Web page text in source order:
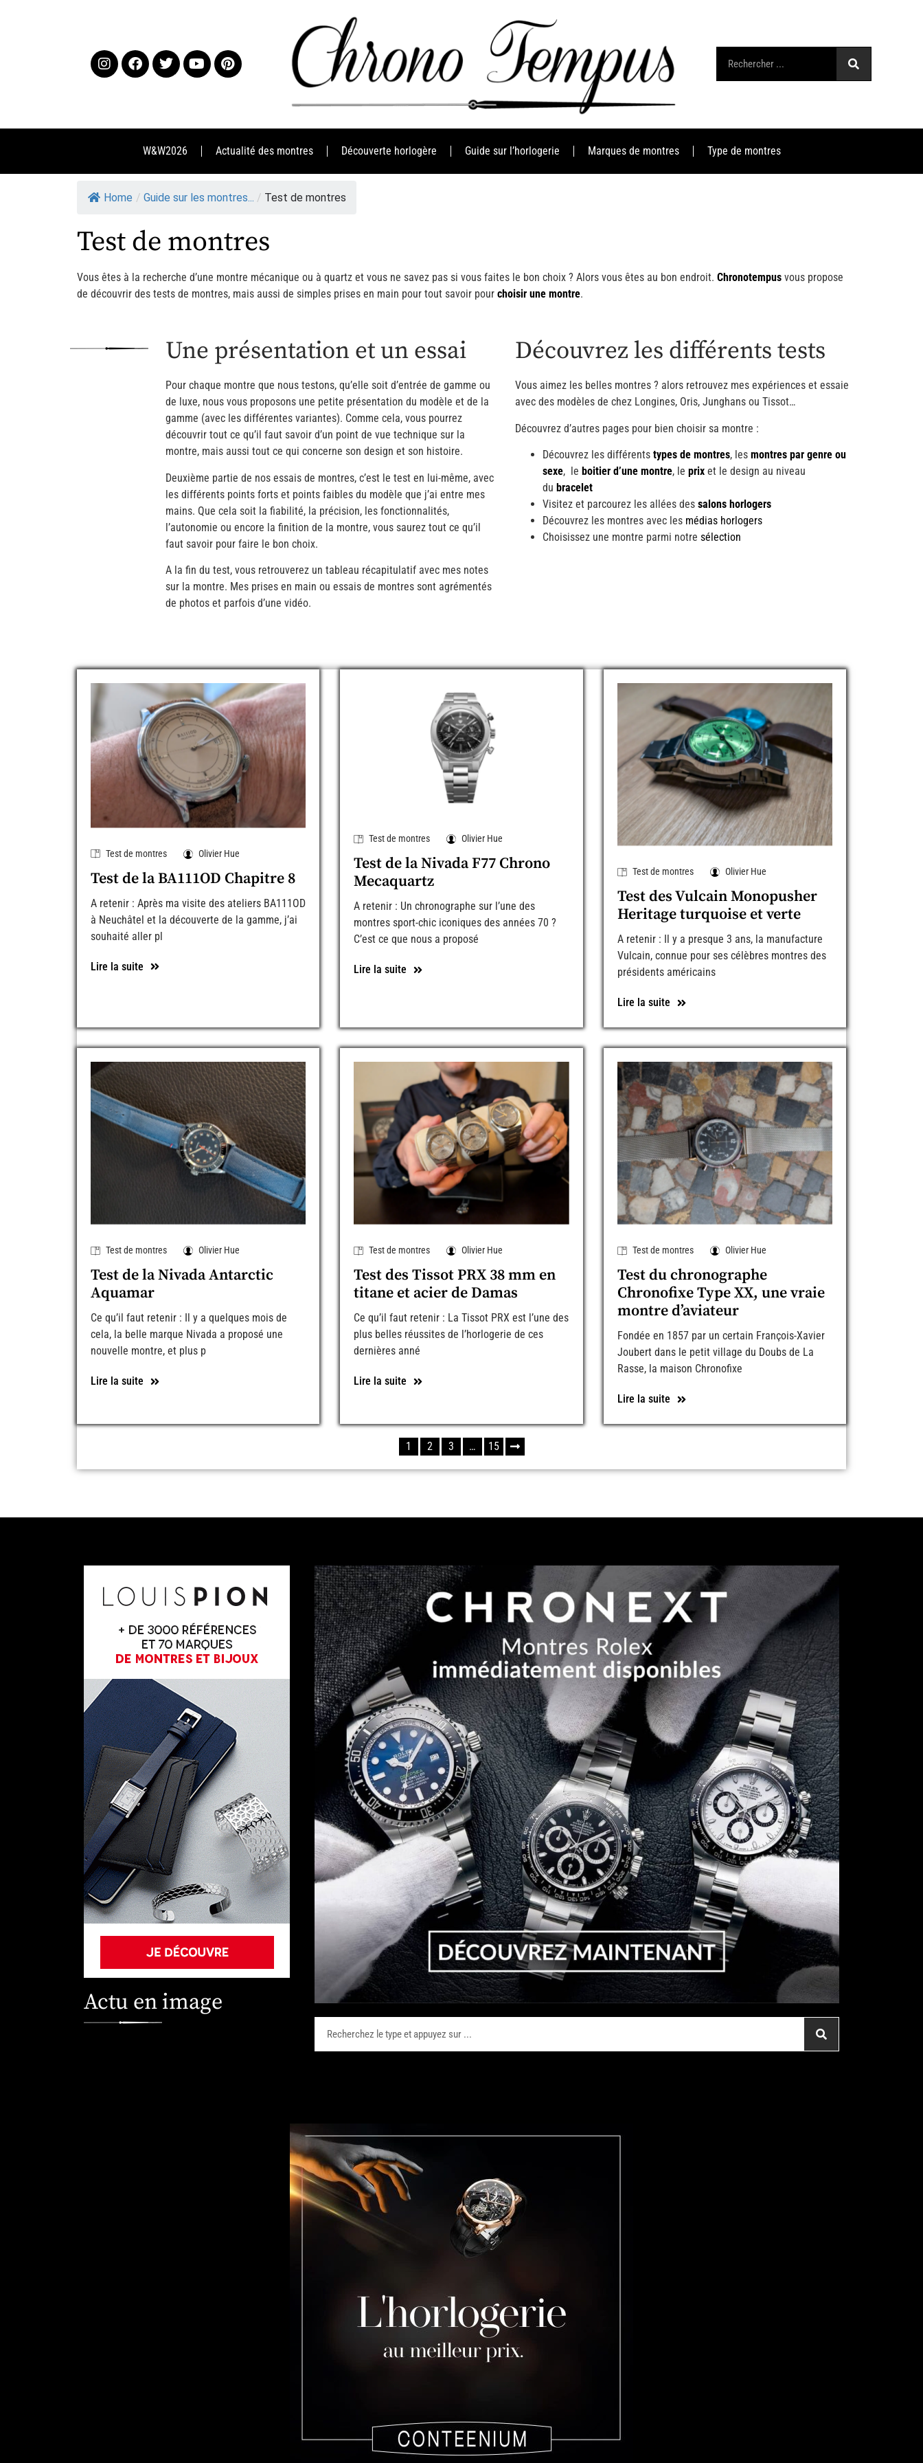
W&W2026 Actualité des montres Découverte horlogère Guide sur l’horlogerie Marques de montres Type de montres
Home / Guide sur les montres... / Test de montres
Test de montres
Vous êtes à la recherche d’une montre mécanique ou à quartz et vous ne savez pas si vous faites le bon choix ? Alors vous êtes au bon endroit. Chronotempus vous propose
de découvrir des tests de montres, mais aussi de simples prises en main pour tout savoir pour choisir une montre.
Une présentation et un essai
Pour chaque montre que nous testons, qu’elle soit d’entrée de gamme ou
de luxe, nous vous proposons une petite présentation du modèle et de la
gamme (avec les différentes variantes). Comme cela, vous pourrez
découvrir tout ce qu’il faut savoir d’un point de vue technique sur la
montre, mais aussi tout ce qui concerne son design et son histoire.
Deuxième partie de nos essais de montres, c’est le test en lui-même, avec
les différents points forts et points faibles du modèle que j’ai entre mes
mains. Que cela soit la fiabilité, la précision, les fonctionnalités,
l’autonomie ou encore la finition de la montre, vous saurez tout ce qu’il
faut savoir pour faire le bon choix.
A la fin du test, vous retrouverez un tableau récapitulatif avec mes notes
sur la montre. Mes prises en main ou essais de montres sont agrémentés
de photos et parfois d’une vidéo.
Découvrez les différents tests
Vous aimez les belles montres ? alors retrouvez mes expériences et essaie
avec des modèles de chez Longines, Oris, Junghans ou Tissot…
Découvrez d’autres pages pour bien choisir sa montre :
Découvrez les différentstypes de montres, lesmontres par genre ou
sexe, leboitier d’une montre, leprix et le design au niveau
dubracelet
Visitez et parcourez les allées dessalons horlogers
Découvrez les montres avec les médias horlogers
Choisissez une montre parmi notresélection
Test de montres Olivier Hue
Test de la BA111OD Chapitre 8
A retenir : Après ma visite des ateliers BA111OD
à Neuchâtel et la découverte de la gamme, j’ai
souhaité aller pl
Lire la suite
Test de montres Olivier Hue
Test de la Nivada F77 Chrono
Mecaquartz
A retenir : Un chronographe sur l’une des
montres sport-chic iconiques des années 70 ?
C’est ce que nous a proposé
Lire la suite
Test de montres Olivier Hue
Test des Vulcain Monopusher
Heritage turquoise et verte
A retenir : Il y a presque 3 ans, la manufacture
Vulcain, connue pour ses célèbres montres des
présidents américains
Lire la suite
Test de montres Olivier Hue
Test de la Nivada Antarctic
Aquamar
Ce qu’il faut retenir : Il y a quelques mois de
cela, la belle marque Nivada a proposé une
nouvelle montre, et plus p
Lire la suite
Test de montres Olivier Hue
Test des Tissot PRX 38 mm en
titane et acier de Damas
Ce qu’il faut retenir : La Tissot PRX est l’une des
plus belles réussites de l’horlogerie de ces
dernières anné
Lire la suite
Test de montres Olivier Hue
Test du chronographe
Chronofixe Type XX, une vraie
montre d’aviateur
Fondée en 1857 par un certain François-Xavier
Joubert dans le petit village du Doubs de La
Rasse, la maison Chronofixe
Lire la suite
1 2 3 … 15
Actu en image